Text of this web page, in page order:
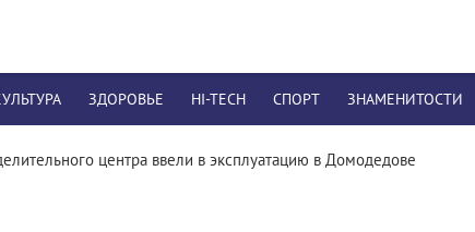
ЗДОРОВЬЕ HI-TECH СПОРТ ЗНАМЕНИТОСТИ
центра ввели в эксплуатацию в Домодедове